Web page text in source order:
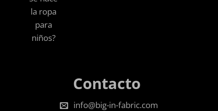
la ropa
para
niños?
Contacto
info@big-in-fabric.com